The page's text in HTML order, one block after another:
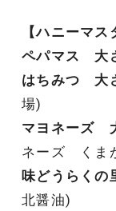
【ハニーマ
ペパマス 大
はちみつ 大
場)
マヨネーズ
ネーズ くま
味どうらく
北醤油)